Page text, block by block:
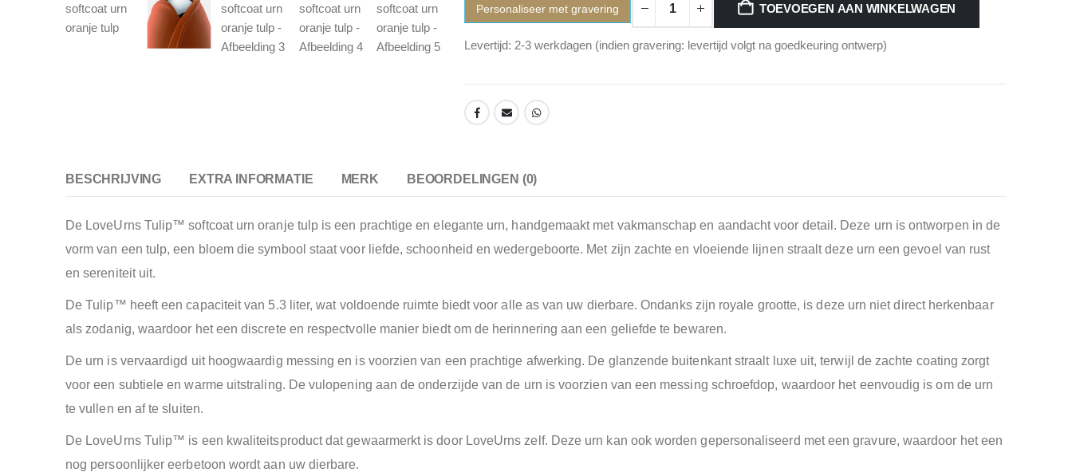
Personaliseer met gravering TOEVOEGEN AAN WINKELWAGEN
Levertijd: 2-3 werkdagen (indien gravering: levertijd volgt na goedkeuring ontwerp)
BESCHRIJVING EXTRA INFORMATIE MERK BEOORDELINGEN (0)
De LoveUrns Tulip™ softcoat urn oranje tulp is een prachtige en elegante urn, handgemaakt met vakmanschap en aandacht voor detail. Deze urn is ontworpen in de
vorm van een tulp, een bloem die symbool staat voor liefde, schoonheid en wedergeboorte. Met zijn zachte en vloeiende lijnen straalt deze urn een gevoel van rust
en sereniteit uit.
De Tulip™ heeft een capaciteit van 5.3 liter, wat voldoende ruimte biedt voor alle as van uw dierbare. Ondanks zijn royale grootte, is deze urn niet direct herkenbaar
als zodanig, waardoor het een discrete en respectvolle manier biedt om de herinnering aan een geliefde te bewaren.
De urn is vervaardigd uit hoogwaardig messing en is voorzien van een prachtige afwerking. De glanzende buitenkant straalt luxe uit, terwijl de zachte coating zorgt
voor een subtiele en warme uitstraling. De vulopening aan de onderzijde van de urn is voorzien van een messing schroefdop, waardoor het eenvoudig is om de urn
te vullen en af te sluiten.
De LoveUrns Tulip™ is een kwaliteitsproduct dat gewaarmerkt is door LoveUrns zelf. Deze urn kan ook worden gepersonaliseerd met een gravure, waardoor het een
nog persoonlijker eerbetoon wordt aan uw dierbare.